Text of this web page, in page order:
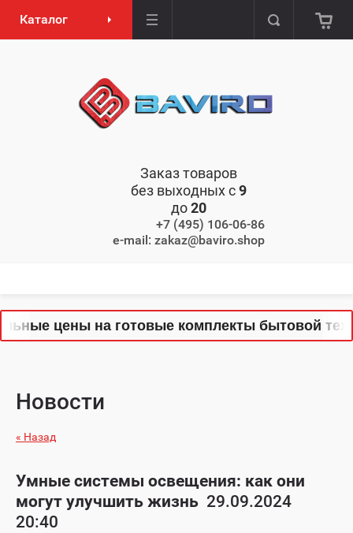
Каталог
Заказ товаров
без выходных с9
до20
+7 (495) 106-06-86
e-mail: zakaz@baviro.shop
цены на готовые комплекты бытовой
Новости
« Назад
Умные системы освещения: как они
могут улучшить жизнь 29.09.2024
20:40